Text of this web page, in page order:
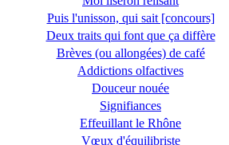
Puis l'unisson, qui sait [concours]
Deux traits qui font que ça diffère
Brèves (ou allongées) de café
Addictions olfactives
Douceur nouée
Signifiances
Effeuillant le Rhône
Vœux d'équilibriste